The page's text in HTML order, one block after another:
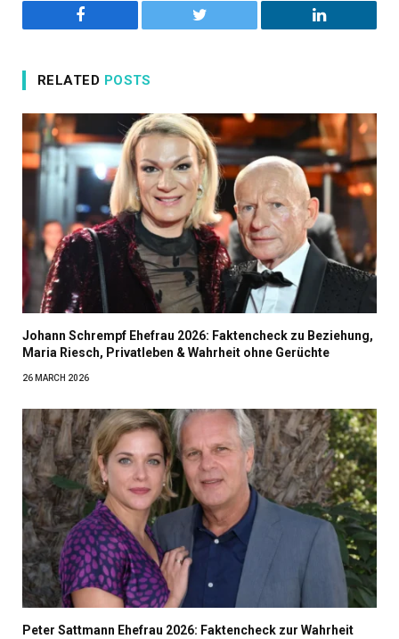
Facebook Twitter LinkedIn
RELATED POSTS
Johann Schrempf Ehefrau 2026: Faktencheck zu Beziehung,
Maria Riesch, Privatleben & Wahrheit ohne Gerüchte
26 MARCH 2026
Peter Sattmann Ehefrau 2026: Faktencheck zur Wahrheit